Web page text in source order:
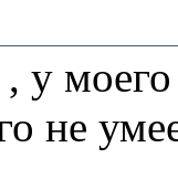
у
не